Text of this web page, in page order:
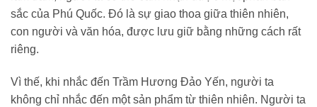
sắc của Phú Quốc. Đó là sự giao thoa giữa thiên nhiên,
con người và văn hóa, được lưu giữ bằng những cách rất
riêng.
Vì thế, khi nhắc đến Trầm Hương Đảo Yến, người ta
không chỉ nhắc đến một sản phẩm từ thiên nhiên. Người ta